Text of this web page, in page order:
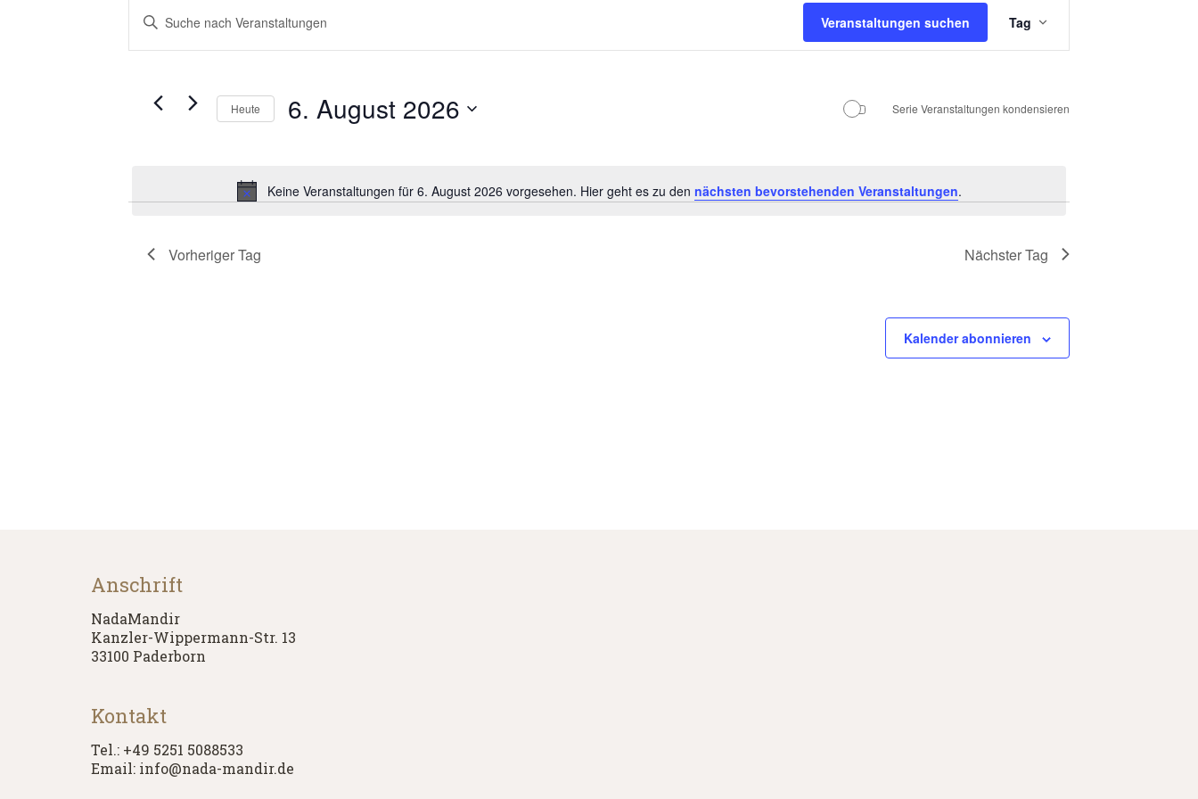
für
6.
2026
Hinweis
Keine Veranstaltungen für 6. August 2026 vorgesehen. Hier geht es zu den nächsten bevorstehenden Veranstaltungen.
Suche
und
Navigation
Bitte
Schlüsselwort
eingeben.
Veranstaltungen
Schlüsselwort.
Veranstaltungen suchen
Ansichten-
Tag
Heute 6. August 2026 Serie Veranstaltungen kondensieren
Vorheriger Tag Nächster Tag
Kalender abonnieren
Anschrift
NadaMandir
Kanzler-Wippermann-Str. 13
33100 Paderborn
Kontakt
Tel.: +49 5251 5088533
Email: info@nada-mandir.de